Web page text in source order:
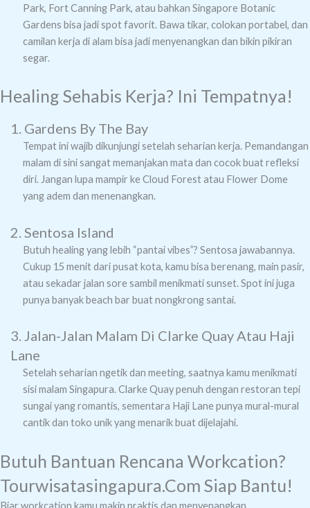
Park, Fort Canning Park, atau bahkan Singapore Botanic
Gardens bisa jadi spot favorit. Bawa tikar, colokan portabel, dan
camilan kerja di alam bisa jadi menyenangkan dan bikin pikiran
segar.
Healing Sehabis Kerja? Ini Tempatnya!
1. Gardens By The Bay
Tempat ini wajib dikunjungi setelah seharian kerja. Pemandangan
malam di sini sangat memanjakan mata dan cocok buat refleksi
diri. Jangan lupa mampir ke Cloud Forest atau Flower Dome
yang adem dan menenangkan.
2. Sentosa Island
Butuh healing yang lebih “pantai vibes”? Sentosa jawabannya.
Cukup 15 menit dari pusat kota, kamu bisa berenang, main pasir,
atau sekadar jalan sore sambil menikmati sunset. Spot ini juga
punya banyak beach bar buat nongkrong santai.
3. Jalan-Jalan Malam Di Clarke Quay Atau Haji
Lane
Setelah seharian ngetik dan meeting, saatnya kamu menikmati
sisi malam Singapura. Clarke Quay penuh dengan restoran tepi
sungai yang romantis, sementara Haji Lane punya mural-mural
cantik dan toko unik yang menarik buat dijelajahi.
Butuh Bantuan Rencana Workcation?
Tourwisatasingapura.com Siap Bantu!
Biar workcation kamu makin praktis dan menyenangkan,